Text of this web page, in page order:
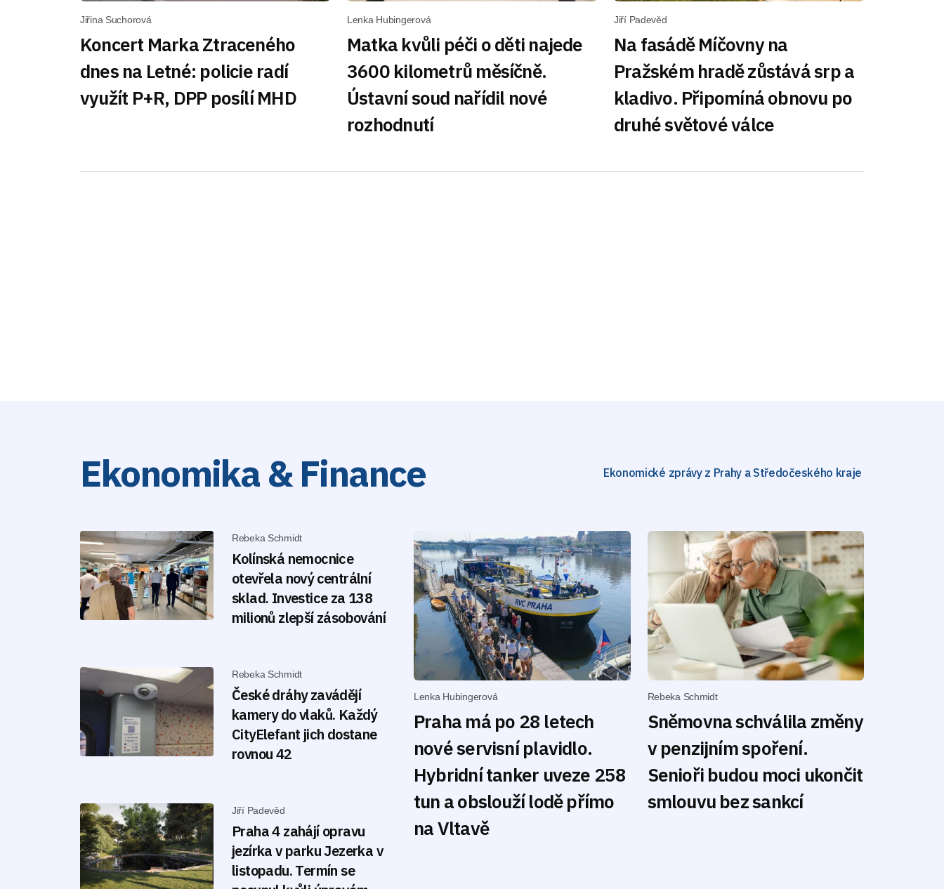
Jiřina Suchorová
Koncert Marka Ztraceného
dnes na Letné: policie radí
využít P+R, DPP posílí MHD
Lenka Hubingerová
Matka kvůli péči o děti najede
3600 kilometrů měsíčně.
Ústavní soud nařídil nové
rozhodnutí
Jiří Padevěd
Na fasádě Míčovny na
Pražském hradě zůstává srp a
kladivo. Připomíná obnovu po
druhé světové válce
Ekonomika & Finance Ekonomické zprávy z Prahy a Středočeského kraje
Rebeka Schmidt
Kolínská nemocnice
otevřela nový centrální
sklad. Investice za 138
milionů zlepší zásobování
Rebeka Schmidt
České dráhy zavádějí
kamery do vlaků. Každý
CityElefant jich dostane
rovnou 42
Jiří Padevěd
Praha 4 zahájí opravu
jezírka v parku Jezerka v
listopadu. Termín se
Lenka Hubingerová
Praha má po 28 letech
nové servisní plavidlo.
Hybridní tanker uveze 258
tun a obslouží lodě přímo
na Vltavě
Rebeka Schmidt
Sněmovna schválila změny
v penzijním spoření.
Senioři budou moci ukončit
smlouvu bez sankcí